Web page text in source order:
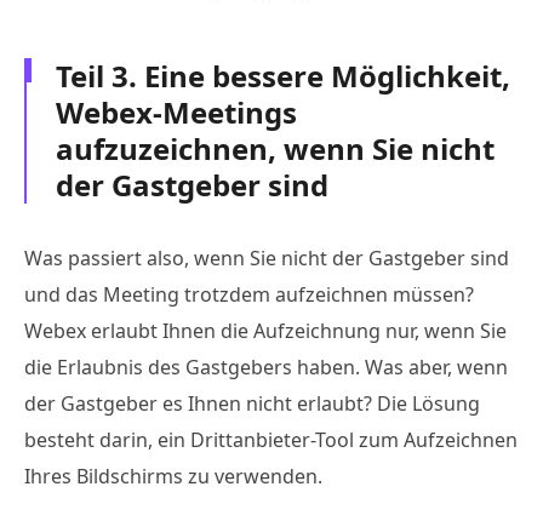
Teil 3. Eine bessere Möglichkeit,
Webex-Meetings
aufzuzeichnen, wenn Sie nicht
der Gastgeber sind
Was passiert also, wenn Sie nicht der Gastgeber sind
und das Meeting trotzdem aufzeichnen müssen?
Webex erlaubt Ihnen die Aufzeichnung nur, wenn Sie
die Erlaubnis des Gastgebers haben. Was aber, wenn
der Gastgeber es Ihnen nicht erlaubt? Die Lösung
besteht darin, ein Drittanbieter-Tool zum Aufzeichnen
Ihres Bildschirms zu verwenden.